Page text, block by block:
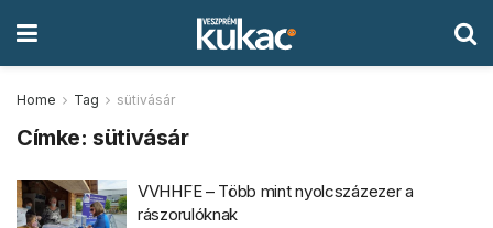
Home Tag sütivásár
Címke: sütivásár
VVHHFE – Több mint nyolcszázezer a
rászorulóknak